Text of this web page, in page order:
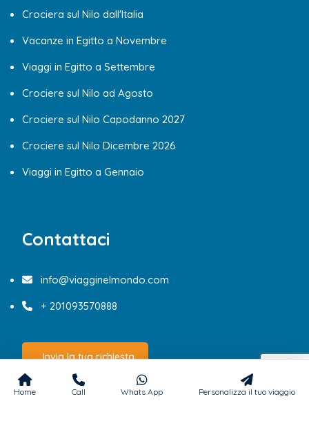
Crociera sul Nilo dall'Italia
Vacanze in Egitto a Novembre
Viaggi in Egitto a Settembre
Crociere sul Nilo ad Agosto
Crociere sul Nilo Capodanno 2027
Crociere sul Nilo Dicembre 2026
Viaggi in Egitto a Gennaio
Contattaci
info@viagginelmondo.com
+ 201093570888
Invia la tua richiesta
Home Call Whats App Personalizza il tuo viaggio